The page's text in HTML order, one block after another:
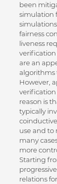
been
simulation
fairness
liveness
verification
are an
algorithms
However,
verification
reason is
typically
use and to
many
more
Starting
relations